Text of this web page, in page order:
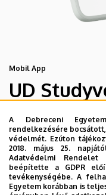
Mobil App
UD
Engedd meg, hogy
Egyetem új
készített. Az
segítsünk eligazodni
tanulmányaiddal
A Debreceni
rendelkezésére
védelmét. Ezúton
2018. május 25.
Adatvédelmi
beépítette a GDPR
tevékenységébe. A
Egyetem korábban is